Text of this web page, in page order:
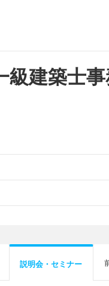
級建築士
説明会・セミナー